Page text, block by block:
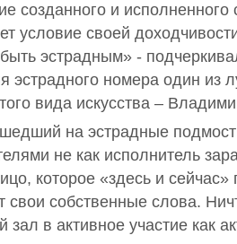
созданного и
условие своей
эстрадным» -
эстрадного номера один из
вида искусства –
на эстрадные
не как исполнитель
которое «здесь и
свои собственные слова.
зал в активное участие как